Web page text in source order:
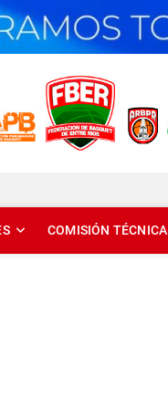
RÍOS
COMISIÓN TÉCNICA